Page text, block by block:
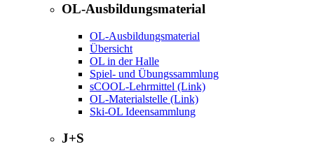
OL-Ausbildungsmaterial
OL-Ausbildungsmaterial
Übersicht
OL in der Halle
Spiel- und Übungssammlung
sCOOL-Lehrmittel (Link)
OL-Materialstelle (Link)
Ski-OL Ideensammlung
J+S